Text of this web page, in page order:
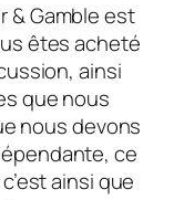
& Gamble est
êtes acheté
ainsi
que nous
nous devons
ce
ainsi que